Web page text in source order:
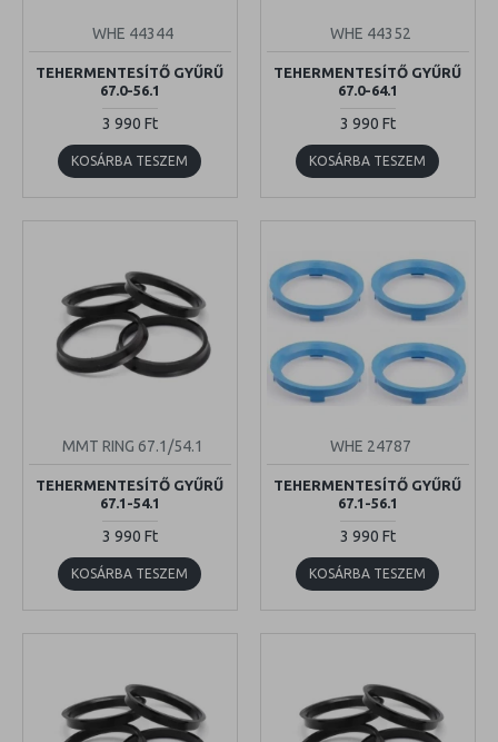
WHE 44344
TEHERMENTESÍTŐ GYŰRŰ
67.0-56.1
3 990 Ft
KOSÁRBA TESZEM
WHE 44352
TEHERMENTESÍTŐ GYŰRŰ
67.0-64.1
3 990 Ft
KOSÁRBA TESZEM
MMT RING 67.1/54.1
TEHERMENTESÍTŐ GYŰRŰ
67.1-54.1
3 990 Ft
KOSÁRBA TESZEM
WHE 24787
TEHERMENTESÍTŐ GYŰRŰ
67.1-56.1
3 990 Ft
KOSÁRBA TESZEM